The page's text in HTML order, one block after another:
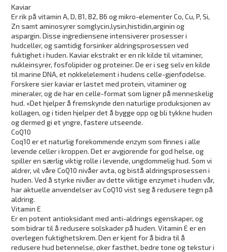
Kaviar
Er rik på vitamin A, D, B1, B2, B6 ogmikro-elementerCo,Cu, P, Si,
Zn samtaminosyrer somglycin,lysin,histidin,arginin og
aspargin. Disse ingredienseneintensiverer prosesser i
hudceller, og samtidig forsinker aldringsprosessenved
fuktighet i huden. Kaviar ekstrakt er en rik kilde til vitaminer,
nukleinsyrer,fosfolipiderog proteiner. De er i seg selv en kilde
til marine DNA, et nøkkelelement i hudenscelle-gjenfødelse.
Forskere sier kaviar er lastet med protein, vitaminer og
mineraler, og de harencelle-formatsom ligner på menneskelig
hud. «Det hjelper å fremskyndeden naturlige produksjonen av
kollagen, og i tiden hjelper det å bygge oppog blitykkne huden
og dermed gi et yngre, fastere utseende.
CoQ10
Coq10 er et naturlig forekommende enzym som finnes i alle
levende celler i kroppen. Det er avgjørende for god helse, og
spiller en særlig viktig rolle i levende, ungdommelig hud. Som vi
aldrer, vil våre CoQ10 nivåer avta, og bistå aldringsprosessen i
huden. Ved å styrke nivåer av dette viktige enzymet i huden vår,
har aktuelle anvendelser av CoQ10 vist seg å redusere tegn på
aldring.
Vitamin E
Er en potent antioksidant med anti-aldrings egenskaper, og
som bidrar til å reduseresolskaderpå huden. Vitamin E er en
overlegen fuktighetskrem. Den er kjent for å bidra til å
redusere hud betennelse, øker fasthet, bedre tone og tekstur i